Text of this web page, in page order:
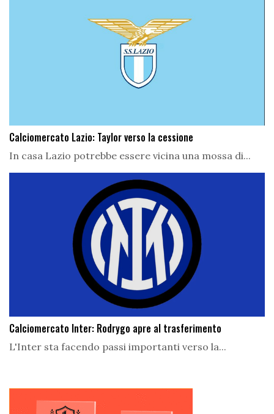
Calciomercato Lazio: Taylor verso la cessione
In casa Lazio potrebbe essere vicina una mossa di...
Calciomercato Inter: Rodrygo apre al trasferimento
L'Inter sta facendo passi importanti verso la...